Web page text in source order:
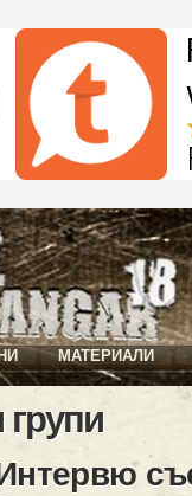
МАТЕРИАЛИ